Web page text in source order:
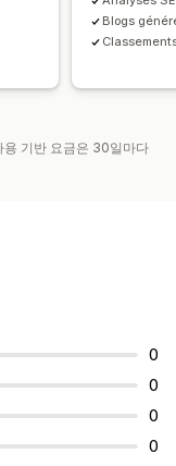
Blogs
용 기반 요금은 30일마다
0
0
0
0